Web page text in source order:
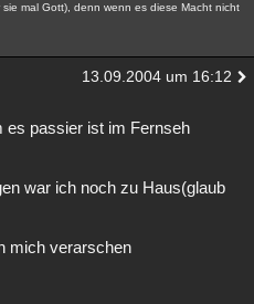
mal Gott), denn wenn es diese Macht nicht
13.09.2004 um 16:12
es passier ist im Fernseh
war ich noch zu Haus(glaub
mich verarschen